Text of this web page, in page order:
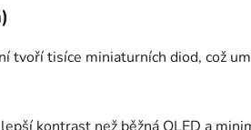
tvoří tisíce miniaturních diod, což
kontrast než běžná QLED a